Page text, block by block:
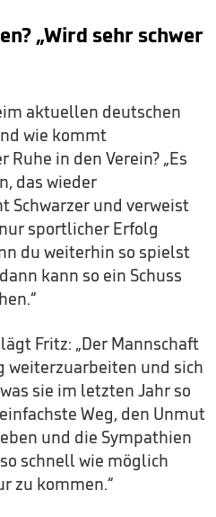
„Wird sehr schwer
aktuellen deutschen
wie kommt
in den Verein? „Es
das wieder
Schwarzer und verweist
sportlicher Erfolg
du weiterhin so spielst
kann so ein Schuss
Fritz: „Der Mannschaft
weiterzuarbeiten und sich
sie im letzten Jahr so
Weg, den Unmut
und die Sympathien
schnell wie möglich
zu kommen.“